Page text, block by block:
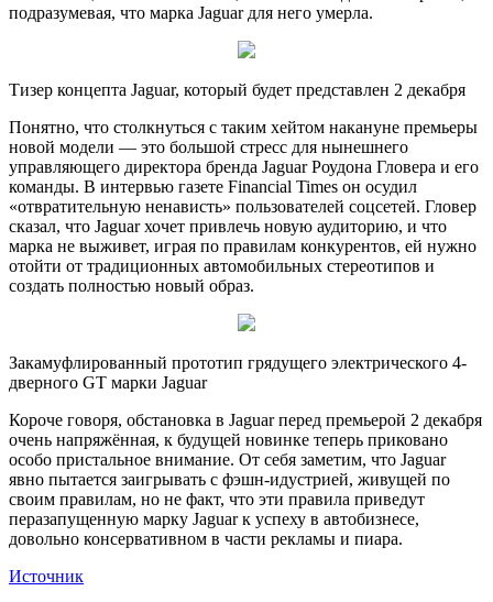
подразумевая, что марка Jaguar для него умерла.
Тизер концепта Jaguar, который будет представлен 2 декабря
Понятно, что столкнуться с таким хейтом накануне премьеры
новой модели — это большой стресс для нынешнего
управляющего директора бренда Jaguar Роудона Гловера и его
команды. В интервью газете Financial Times он осудил
«отвратительную ненависть» пользователей соцсетей. Гловер
сказал, что Jaguar хочет привлечь новую аудиторию, и что
марка не выживет, играя по правилам конкурентов, ей нужно
отойти от традиционных автомобильных стереотипов и
создать полностью новый образ.
Закамуфлированный прототип грядущего электрического 4-
дверного GT марки Jaguar
Короче говоря, обстановка в Jaguar перед премьерой 2 декабря
очень напряжённая, к будущей новинке теперь приковано
особо пристальное внимание. От себя заметим, что Jaguar
явно пытается заигрывать с фэшн-идустрией, живущей по
своим правилам, но не факт, что эти правила приведут
перазапущенную марку Jaguar к успеху в автобизнесе,
довольно консервативном в части рекламы и пиара.
Источник